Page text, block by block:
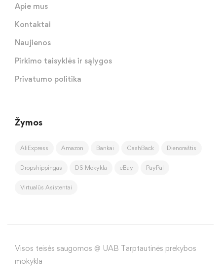
Apie mus
Kontaktai
Naujienos
Pirkimo taisyklės ir sąlygos
Privatumo politika
Žymos
AliExpress Amazon Bankai CashBack Dienoraštis
Dropshippingas DS Mokykla eBay PayPal
Virtualūs Asistentai
Visos teisės saugomos @ UAB Tarptautinės prekybos
mokykla